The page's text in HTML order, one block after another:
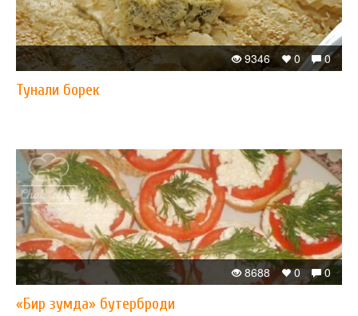
0
0
9346
Тунали борек
0
0
8688
«Бир зумда» бутерброди